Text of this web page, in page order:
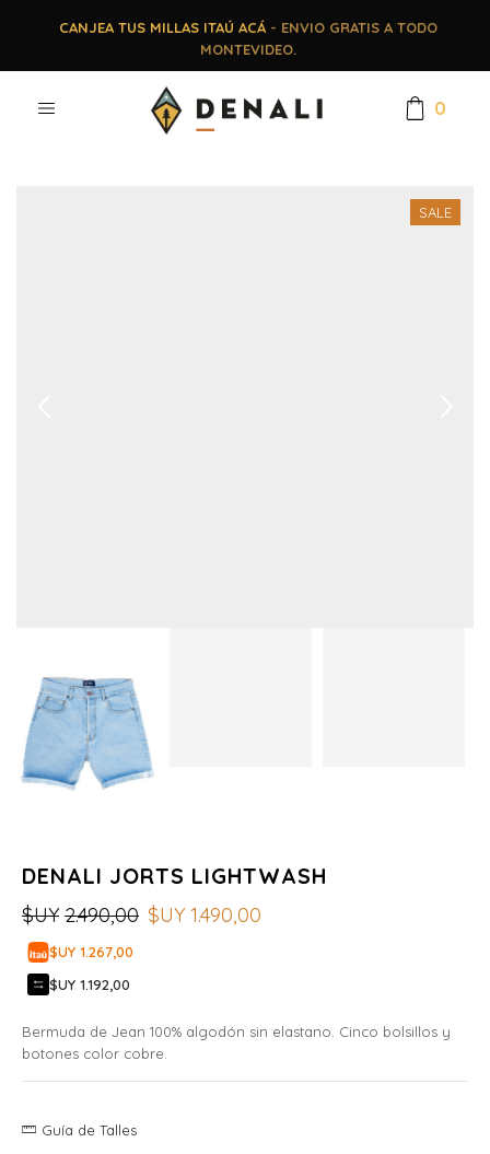
CANJEA TUS MILLAS ITAÚ ACÁ- ENVIO GRATIS A TODO
MONTEVIDEO.
0
SALE
DENALI JORTS LIGHTWASH
$UY 2.490,00 $UY 1.490,00
$UY 1.267,00
$UY 1.192,00
Bermuda de Jean 100% algodón sin elastano. Cinco bolsillos y
botones color cobre.
Guía de Talles